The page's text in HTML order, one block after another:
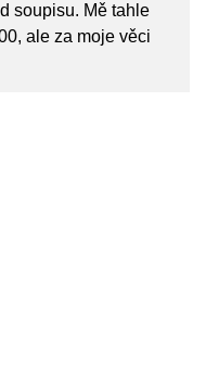
soupisu. Mě tahle
ale za moje věci